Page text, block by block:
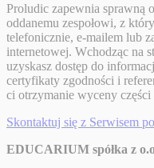
Proludic zapewnia sprawną
oddanemu zespołowi, z
telefonicznie, e-mailem lub
internetowej. Wchodząc na
uzyskasz dostęp do
certyfikaty zgodności i
ci otrzymanie wyceny części
Skontaktuj się z Serwisem
EDUCARIUM spółka z